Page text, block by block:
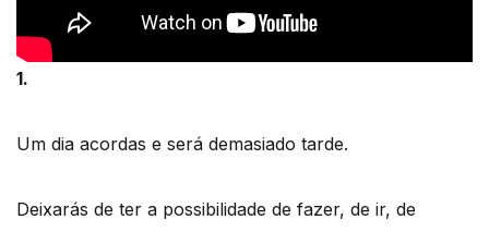
1.
Um dia acordas e será demasiado tarde.
Deixarás de ter a possibilidade de fazer, de ir, de